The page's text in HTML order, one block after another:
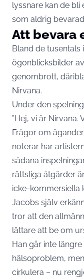
lyssnare kan de
som aldrig
Att bevara
Bland de tusentals
ögonblicksbilder
genombrott,
Nirvana.
Under den
”Hej, vi är Nirvana.
Frågor om
noterar har
sådana
rättsliga åtgärder
icke-kommersiella
Jacobs själv
tror att den
lättare att be om
Han går inte
hälsoproblem,
cirkulera – nu